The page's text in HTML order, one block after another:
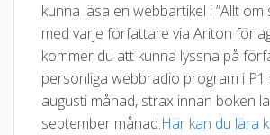
kunna läsa en webbartikel i ”Allt om
med varje författare via Ariton
kommer du att kunna lyssna på
personliga webbradio program i
augusti månad, strax innan boken
september månad.Här kan du lära